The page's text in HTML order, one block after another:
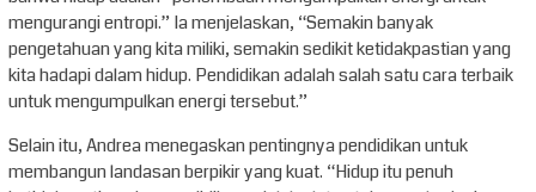
mengurangi entropi.” Ia menjelaskan, “Semakin banyak
pengetahuan yang kita miliki, semakin sedikit ketidakpastian yang
kita hadapi dalam hidup. Pendidikan adalah salah satu cara terbaik
untuk mengumpulkan energi tersebut.”
Selain itu, Andrea menegaskan pentingnya pendidikan untuk
membangun landasan berpikir yang kuat. “Hidup itu penuh